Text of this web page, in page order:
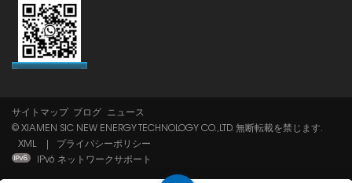
サイトマップ ブログ
ニュース
© XIAMEN SIC NEW ENERGY TECHNOLOGY CO.,LTD. 無断転載を禁じます.
XML
プライバシーポリシー
IPv6 ネットワークサポート